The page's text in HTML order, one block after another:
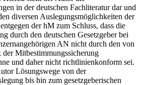
in der deutschen Fachliteratur dar und
diversen Auslegungsmöglichkeiten der
der hM zum Schluss, dass die
durch den deutschen Gesetzgeber bei
AN nicht durch den von
Mitbestimmungssicherung
und daher nicht richtlinienkonform sei.
Lösungswege von der
bis hin zum gesetzgeberischen